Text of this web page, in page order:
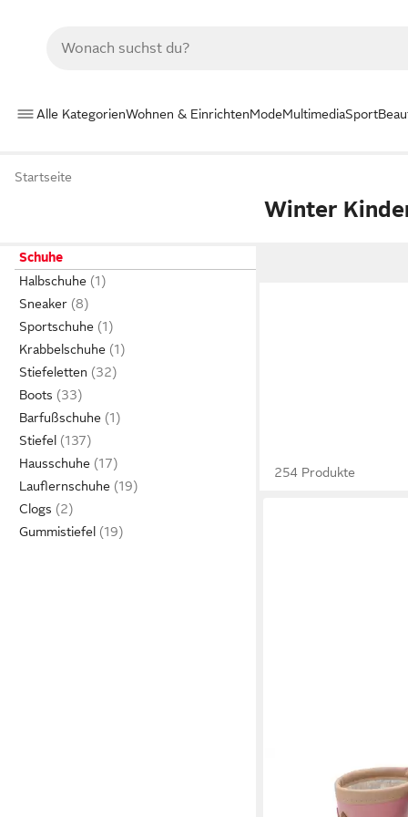
Alle KategorienWohnen & EinrichtenModeMultimediaSport
Startseite
Winter
Schuhe
Halbschuhe
Sneaker
Sportschuhe
Krabbelschuhe
Stiefeletten
Boots
Barfußschuhe
Stiefel
Hausschuhe
Lauflernschuhe
Clogs
Gummistiefel
254 Produkte
Paar) gefüttert,